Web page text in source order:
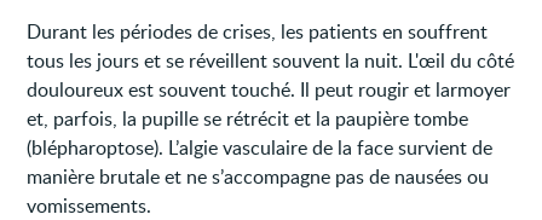
Durant les périodes de crises, les patients en souffrent
tous les jours et se réveillent souvent la nuit. L'œil du côté
douloureux est souvent touché. Il peut rougir et larmoyer
et, parfois, la pupille se rétrécit et la paupière tombe
(blépharoptose). L’algie vasculaire de la face survient de
manière brutale et ne s’accompagne pas de nausées ou
vomissements.